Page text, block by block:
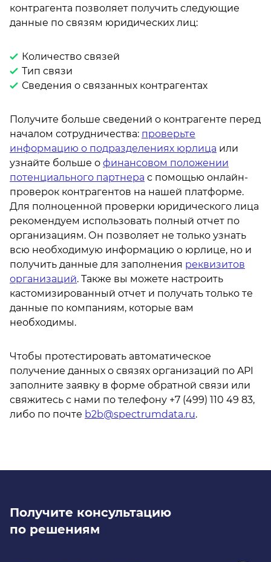
контрагента позволяет получить следующие
данные по связям юридических лиц:
Количество связей
Тип связи
Сведения о связанных контрагентах
Получите больше сведений о контрагенте перед
началом сотрудничества: проверьте
информацию о подразделениях юрлица или
узнайте больше о финансовом положении
потенциального партнера с помощью онлайн-
проверок контрагентов на нашей платформе.
Для полноценной проверки юридического лица
рекомендуем использовать полный отчет по
организациям. Он позволяет не только узнать
всю необходимую информацию о юрлице, но и
получить данные для заполнения реквизитов
организаций. Также вы можете настроить
кастомизированный отчет и получать только те
данные по компаниям, которые вам
необходимы.
Чтобы протестировать автоматическое
получение данных о связях организаций по API
заполните заявку в форме обратной связи или
свяжитесь с нами по телефону +7 (499) 110 49 83,
либо по почте b2b@spectrumdata.ru.
Получите консультацию
по решениям